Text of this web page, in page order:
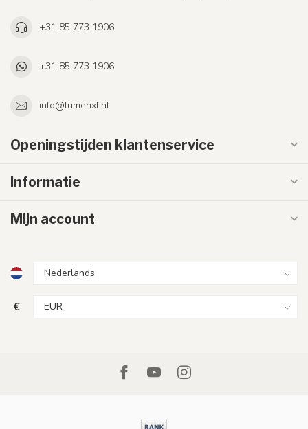
+31 85 773 1906
+31 85 773 1906
info@lumenxl.nl
Openingstijden klantenservice
Informatie
Mijn account
€